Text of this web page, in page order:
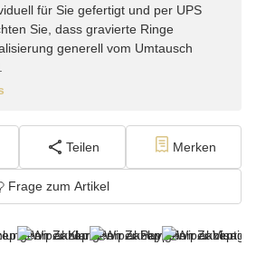
für Sie gefertigt und per UPS
Sie, dass gravierte Ringe
generell vom Umtausch
Teilen Merken
Frage zum Artikel